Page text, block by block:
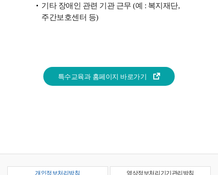
기타 장애인 관련 기관 근무 (예 : 복지재단,
주간보호센터 등)
특수교육과 홈페이지 바로가기
개인정보처리방침 영상정보처리기기관리방침